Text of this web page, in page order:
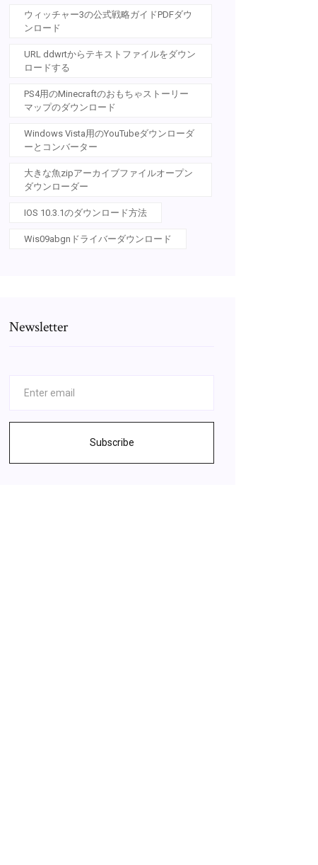
ウィッチャー3の公式戦略ガイドPDFダウ
ンロード
URL ddwrtからテキストファイルをダウン
ロードする
PS4用のMinecraftのおもちゃストーリー
マップのダウンロード
Windows Vista用のYouTubeダウンローダ
ーとコンバーター
大きな魚zipアーカイブファイルオープン
ダウンローダー
IOS 10.3.1のダウンロード方法
Wis09abgnドライバーダウンロード
Newsletter
Subscribe